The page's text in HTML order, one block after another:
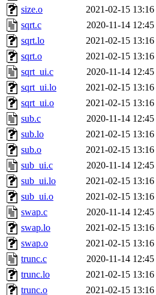
size.o
2021-02-15 13:16
sqrt.c
2020-11-14 12:45
sqrt.lo
2021-02-15 13:16
sqrt.o
2021-02-15 13:16
sqrt_ui.c
2020-11-14 12:45
sqrt_ui.lo
2021-02-15 13:16
sqrt_ui.o
2021-02-15 13:16
sub.c
2020-11-14 12:45
sub.lo
2021-02-15 13:16
sub.o
2021-02-15 13:16
sub_ui.c
2020-11-14 12:45
sub_ui.lo
2021-02-15 13:16
sub_ui.o
2021-02-15 13:16
swap.c
2020-11-14 12:45
swap.lo
2021-02-15 13:16
swap.o
2021-02-15 13:16
trunc.c
2020-11-14 12:45
trunc.lo
2021-02-15 13:16
trunc.o
2021-02-15 13:16